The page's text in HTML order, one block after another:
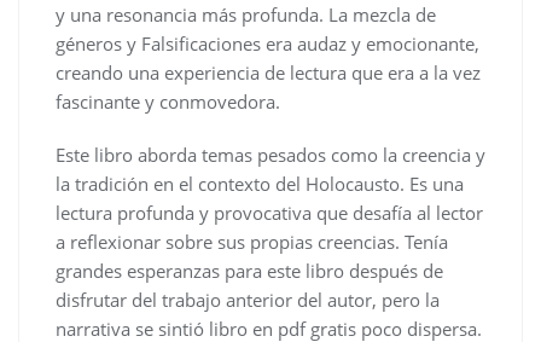
y una resonancia más profunda. La mezcla de
géneros y Falsificaciones era audaz y emocionante,
creando una experiencia de lectura que era a la vez
fascinante y conmovedora.
Este libro aborda temas pesados como la creencia y
la tradición en el contexto del Holocausto. Es una
lectura profunda y provocativa que desafía al lector
a reflexionar sobre sus propias creencias. Tenía
grandes esperanzas para este libro después de
disfrutar del trabajo anterior del autor, pero la
narrativa se sintió libro en pdf gratis poco dispersa.